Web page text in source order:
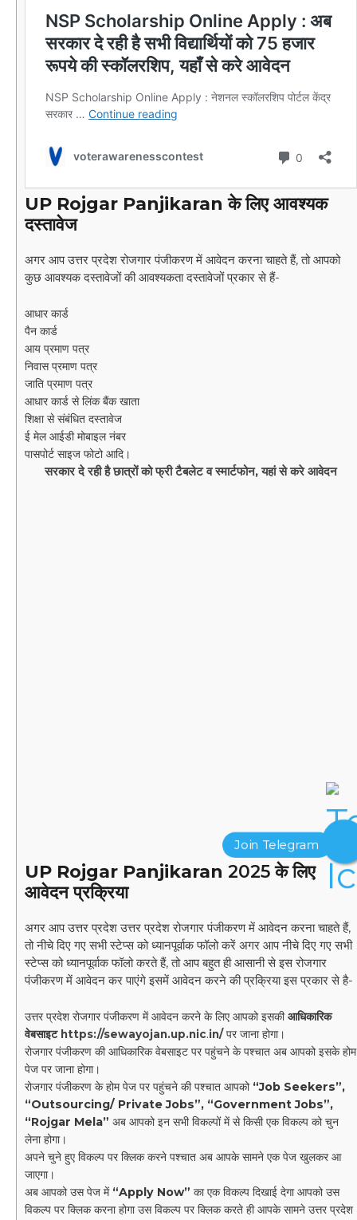
UP Rojgar Panjikaran के लिए आवश्यक
दस्तावेज
अगर आप उत्तर प्रदेश रोजगार पंजीकरण में आवेदन करना चाहते हैं, तो आपको
कुछ आवश्यक दस्तावेजों की आवश्यकता दस्तावेजों प्रकार से हैं-
आधार कार्ड
पैन कार्ड
आय प्रमाण पत्र
निवास प्रमाण पत्र
जाति प्रमाण पत्र
आधार कार्ड से लिंक बैंक खाता
शिक्षा से संबंधित दस्तावेज
ई मेल आईडी मोबाइल नंबर
पासपोर्ट साइज फोटो आदि।
सरकार दे रही है छात्रों को फ्री टैबलेट व स्मार्टफोन, यहां से करे आवेदन
UP Rojgar Panjikaran 2025 के लिए
आवेदन प्रक्रिया
अगर आप उत्तर प्रदेश उत्तर प्रदेश रोजगार पंजीकरण में आवेदन करना चाहते हैं,
तो नीचे दिए गए सभी स्टेप्स को ध्यानपूर्वाक फॉलो करें अगर आप नीचे दिए गए सभी
स्टेप्स को ध्यानपूर्वाक फॉलो करते हैं, तो आप बहुत ही आसानी से इस रोजगार
पंजीकरण में आवेदन कर पाएंगे इसमें आवेदन करने की प्रक्रिया इस प्रकार से है-
उत्तर प्रदेश रोजगार पंजीकरण में आवेदन करने के लिए आपको इसकीआधिकारिक
वेबसाइट https://sewayojan.up.nic.in/ पर जाना होगा।
रोजगार पंजीकरण की आधिकारिक वेबसाइट पर पहुंचने के पश्चात अब आपको इसके होम
पेज पर जाना होगा।
रोजगार पंजीकरण के होम पेज पर पहुंचने की पश्चात आपको “Job Seekers”,
“Outsourcing/ Private Jobs”, “Government Jobs”,
“Rojgar Mela” अब आपको इन सभी विकल्पों में से किसी एक विकल्प को चुन
लेना होगा।
अपने चुने हुए विकल्प पर क्लिक करने पश्चात अब आपके सामने एक पेज खुलकर आ
जाएगा।
अब आपको उस पेज में “Apply Now” का एक विकल्प दिखाई देगा आपको उस
विकल्प पर क्लिक करना होगा उस विकल्प पर क्लिक करते ही आपके सामने उत्तर प्रदेश